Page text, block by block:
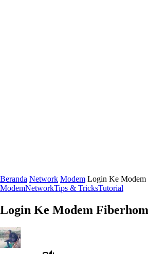
Beranda Network Modem Login Ke Modem
ModemNetworkTips & TricksTutorial
Login Ke Modem